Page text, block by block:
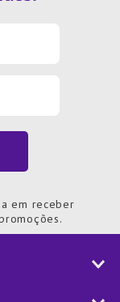
em receber